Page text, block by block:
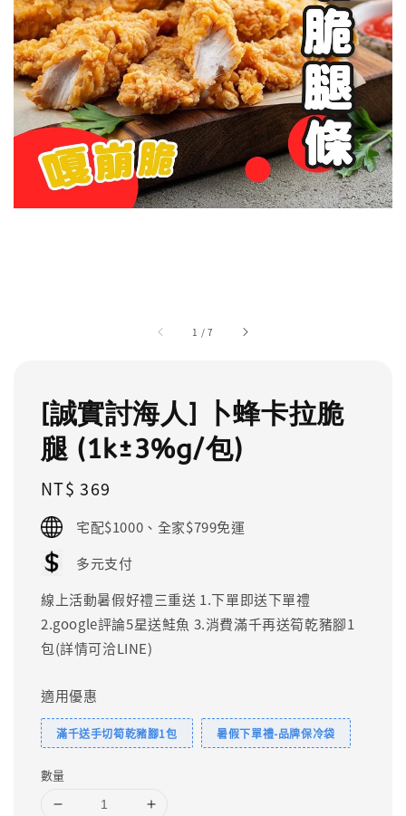
1 /7
[誠實討海人] 卜蜂卡拉脆
腿 (1k±3%g/包)
Regular
price
NT$ 369
宅配$1000、全家$799免運
多元支付
線上活動暑假好禮三重送 1.下單即送下單禮
2.google評論5星送鮭魚 3.消費滿千再送筍乾豬腳1
包(詳情可洽LINE)
適用優惠
滿千送手切筍乾豬腳1包 暑假下單禮-品牌保冷袋
數量